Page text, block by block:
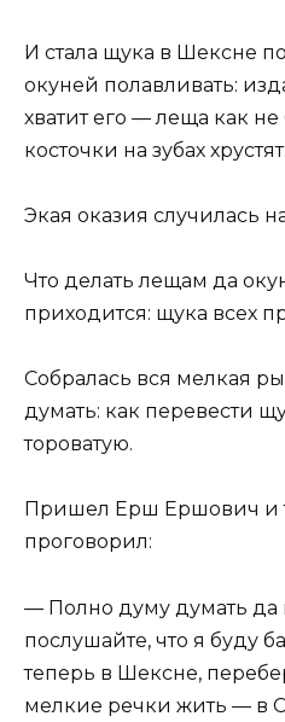
И стала щука в Шексне
окуней полавливать:
хватит его — леща как не
косточки на зубах хрустят.
Экая оказия случилась
Что делать лещам да
приходится: щука всех
Собралась вся мелкая
думать: как перевести
тороватую.
Пришел Ерш Ершович и
проговорил:
— Полно думу думать да
послушайте, что я буду
теперь в Шексне,
мелкие речки жить — в